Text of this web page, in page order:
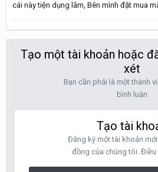
cái này tiện dụng lắm, Bên mình đặt mua
Tạo một tài khoản hoặc
xét
Bạn cần phải là một thành
bình luận
Tạo tài
Đăng ký một tài khoản
đồng của chúng tôi. Điều